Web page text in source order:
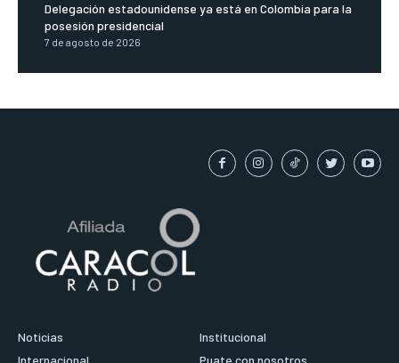
Delegación estadounidense ya está en Colombia para la
posesión presidencial
7 de agosto de 2026
Noticias
Internacional
Institucional
Puate con nosotros